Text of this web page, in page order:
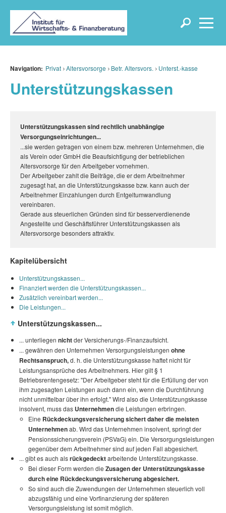
Navigation: Privat Altersvorsorge Betr. Altersvors. Unterst.-kasse
Unterstützungskassen
Unterstützungskassen sind rechtlich unabhängige
Versorgungseinrichtungen...
...sie werden getragen von einem bzw. mehreren Unternehmen, die
als Verein oder GmbH die Beaufsichtigung der betrieblichen
Altersvorsorge für den Arbeitgeber vornehmen.
Der Arbeitgeber zahlt die Beiträge, die er dem Arbeitnehmer
zugesagt hat, an die Unterstützungskasse bzw. kann auch der
Arbeitnehmer Einzahlungen durch Entgeltumwandlung
vereinbaren.
Gerade aus steuerlichen Gründen sind für besserverdienende
Angestellte und Geschäftsführer Unterstützungskassen als
Altersvorsorge besonders attraktiv.
Kapitelübersicht
Unterstützungskassen...
Finanziert werden die Unterstützungskassen...
Zusätzlich vereinbart werden...
Die Leistungen...
Unterstützungskassen...
... unterliegen nichtder Versicherungs-/Finanzaufsicht.
... gewähren den Unternehmen Versorgungsleistungen ohne
Rechtsanspruch,d. h. die Unterstützungskasse haftet nicht für
Leistungsansprüche des Arbeitnehmers. Hier gilt § 1
Betriebsrentengesetz: "Der Arbeitgeber steht für die Erfüllung der von
ihm zugesagten Leistungen auch dann ein, wenn die Durchführung
nicht unmittelbar über ihn erfolgt." Wird also die Unterstützungskasse
insolvent, muss das Unternehmendie Leistungen erbringen.
Eine Rückdeckungsversicherung sichert daher die meisten
Unternehmenab. Wird das Unternehmen insolvent, springt der
Pensionssicherungsverein (PSVaG) ein. Die Versorgungsleistungen
gegenüber dem Arbeitnehmer sind auf jeden Fall abgesichert.
... gibt es auch alsrückgedecktarbeitende Unterstützungskasse.
Bei dieser Form werden die Zusagen der Unterstützungskasse
durch eine Rückdeckungsversicherung abgesichert.
So sind auch die Zuwendungen der Unternehmen steuerlich voll
abzugsfähig und eine Vorfinanzierung der späteren
Versorgungsleistung ist somit möglich.